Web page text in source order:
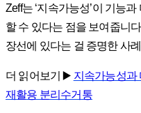
Zeff는 ‘지속가능성’이 기능
할 수 있다는 점을 보여줍니
장선에 있다는 걸 증명한 사
더 읽어보기 ▶️ 지속가능성과
재활용 분리수거통